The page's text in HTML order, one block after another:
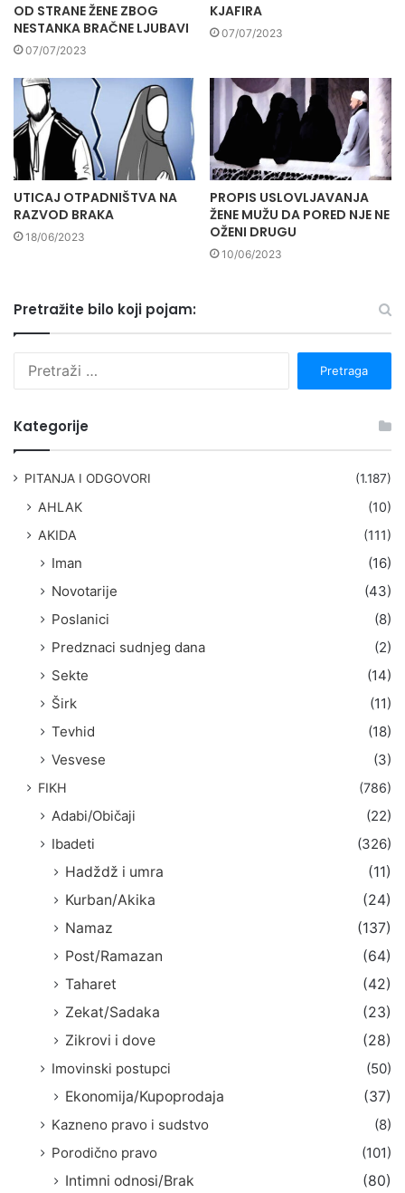
OD STRANE ŽENE ZBOG
NESTANKA BRAČNE LJUBAVI
07/07/2023
KJAFIRA
07/07/2023
UTICAJ OTPADNIŠTVA NA
RAZVOD BRAKA
18/06/2023
PROPIS USLOVLJAVANJA
ŽENE MUŽU DA PORED NJE NE
OŽENI DRUGU
10/06/2023
Pretražite bilo koji pojam:
Kategorije
PITANJA I ODGOVORI (1.187)
AHLAK
(10)
AKIDA
(111)
Iman
(16)
Novotarije
(43)
Poslanici
(8)
Predznaci sudnjeg dana
(2)
Sekte
(14)
Širk
(11)
Tevhid
(18)
Vesvese
(3)
FIKH (786)
Adabi/Običaji
(22)
Ibadeti
(326)
Hadždž i umra
(11)
Kurban/Akika
(24)
Namaz
(137)
Post/Ramazan
(64)
Taharet
(42)
Zekat/Sadaka
(23)
Zikrovi i dove
(28)
Imovinski postupci
(50)
Ekonomija/Kupoprodaja
(37)
Kazneno pravo i sudstvo
(8)
Porodično pravo
(101)
Intimni odnosi/Brak
(80)